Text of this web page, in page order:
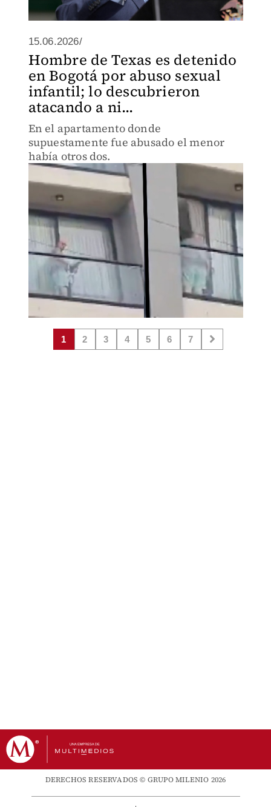
15.06.2026/
Hombre de Texas es detenido
en Bogotá por abuso sexual
infantil; lo descubrieron
atacando a ni...
En el apartamento donde
supuestamente fue abusado el menor
había otros dos.
1 2 3 4 5 6 7
DERECHOS RESERVADOS © GRUPO MILENIO 2026